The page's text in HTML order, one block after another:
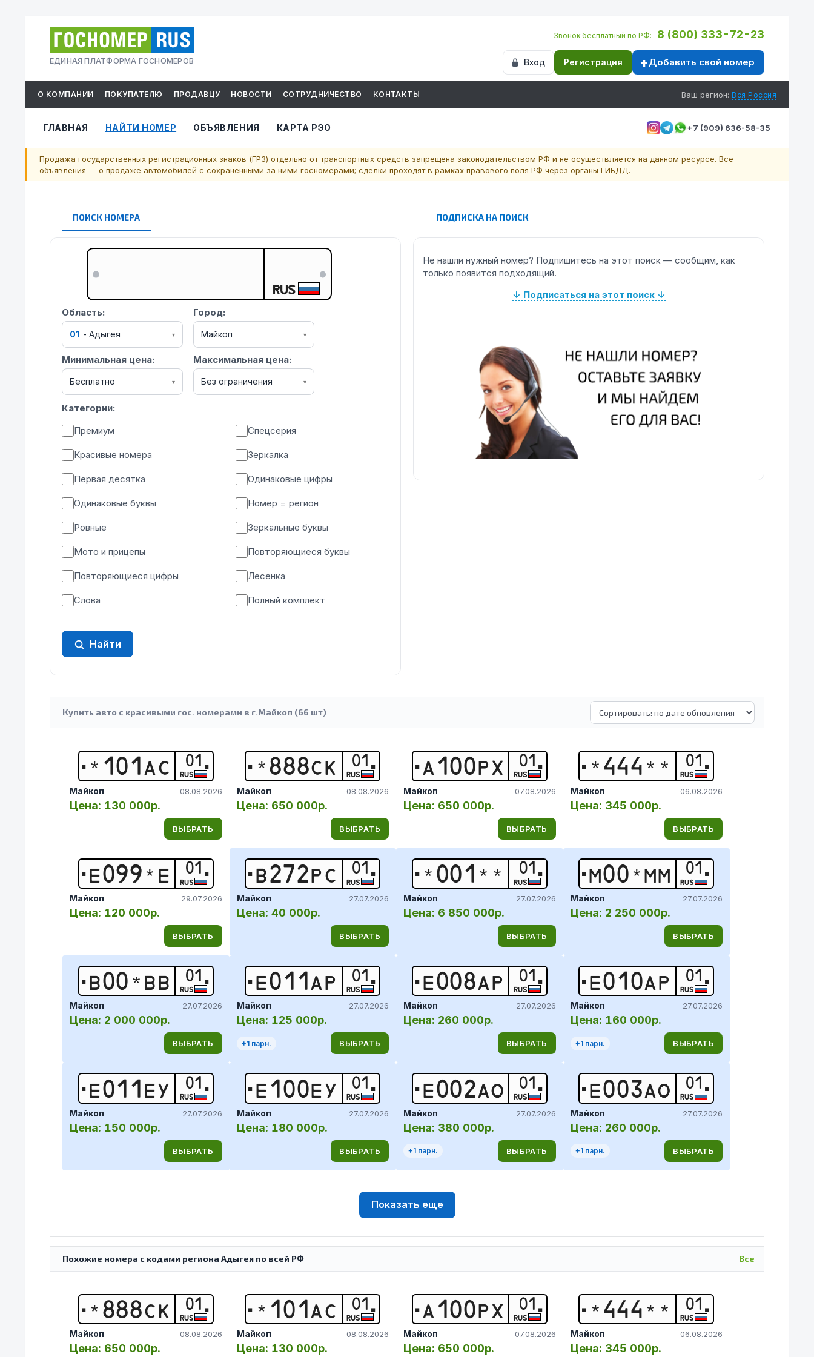
ЕДИНАЯ ПЛАТФОРМА ГОСНОМЕРОВ
Звонок бесплатный по РФ: 8 (800) 333-72-23
Вход Регистрация Добавить свой номер
О КОМПАНИИ ПОКУПАТЕЛЮ ПРОДАВЦУ НОВОСТИ СОТРУДНИЧЕСТВО КОНТАКТЫ Ваш регион: Вся Россия
ГЛАВНАЯ НАЙТИ НОМЕР ОБЪЯВЛЕНИЯ КАРТА РЭО +7 (909) 636-58-35
Продажа государственных регистрационных знаков (ГРЗ) отдельно от транспортных средств запрещена законодательством РФ и не осуществляется на данном ресурсе. Все
объявления — о продаже автомобилей с сохранёнными за ними госномерами; сделки проходят в рамках правового поля РФ через органы ГИБДД.
ПОИСК НОМЕРА
RUS
Область:
01 - Адыгея ▾
Город:
Майкоп ▾
Минимальная цена:
Бесплатно ▾
Максимальная цена:
Без ограничения ▾
Категории:
Премиум
Спецсерия
Красивые номера Зеркалка
Первая десятка Одинаковые цифры
Одинаковые буквы Номер = регион
Ровные Зеркальные буквы
Мото и прицепы Повторяющиеся буквы
Повторяющиеся цифры Лесенка
Слова Полный комплект
Найти
ПОДПИСКА НА ПОИСК
Не нашли нужный номер? Подпишитесь на этот поиск — сообщим, как
только появится подходящий.
↓ Подписаться на этот поиск ↓
Купить авто с красивыми гос. номерами в г.Майкоп (66 шт)
* 1 01 А С 01
RUS
Майкоп 08.08.2026
Цена: 130 000р.
ВЫБРАТЬ
Е099 * Е 01
RUS
Майкоп 29.07.2026
Цена: 120 000р.
ВЫБРАТЬ
В00 * ВВ 01
RUS
Майкоп 27.07.2026
Цена: 2 000 000р.
ВЫБРАТЬ
Е01 1 ЕУ 01
RUS
Майкоп 27.07.2026
Цена: 150 000р.
ВЫБРАТЬ
* 888СК 01
RUS
Майкоп 08.08.2026
Цена: 650 000р.
ВЫБРАТЬ
В272Р С 01
RUS
Майкоп 27.07.2026
Цена: 40 000р.
ВЫБРАТЬ
Е01 1 А Р 01
RUS
Майкоп 27.07.2026
Цена: 125 000р.
+1парн. ВЫБРАТЬ
Е 1 00ЕУ 01
RUS
Майкоп 27.07.2026
Цена: 180 000р.
ВЫБРАТЬ
А 1 00Р Х 01
RUS
Майкоп 07.08.2026
Цена: 650 000р.
ВЫБРАТЬ
* 001 * * 01
RUS
Майкоп 27.07.2026
Цена: 6 850 000р.
ВЫБРАТЬ
Е008А Р 01
RUS
Майкоп 27.07.2026
Цена: 260 000р.
ВЫБРАТЬ
Е002АО 01
RUS
Майкоп 27.07.2026
Цена: 380 000р.
+1 парн. ВЫБРАТЬ
* 444 * * 01
RUS
Майкоп 06.08.2026
Цена: 345 000р.
ВЫБРАТЬ
М00 * ММ 01
RUS
Майкоп 27.07.2026
Цена: 2 250 000р.
ВЫБРАТЬ
Е01 0А Р 01
RUS
Майкоп 27.07.2026
Цена: 160 000р.
+1парн. ВЫБРАТЬ
Е003АО 01
RUS
Майкоп 27.07.2026
Цена: 260 000р.
+1парн. ВЫБРАТЬ
Показать еще
Все
Похожие номера с кодами региона Адыгея по всей РФ
* 888СК 01
RUS
Майкоп 08.08.2026
Цена: 650 000р.
* 1 01 А С 01
RUS
Майкоп 08.08.2026
Цена: 130 000р.
А 1 00Р Х 01
RUS
Майкоп 07.08.2026
Цена: 650 000р.
* 444 * * 01
RUS
Майкоп 06.08.2026
Цена: 345 000р.